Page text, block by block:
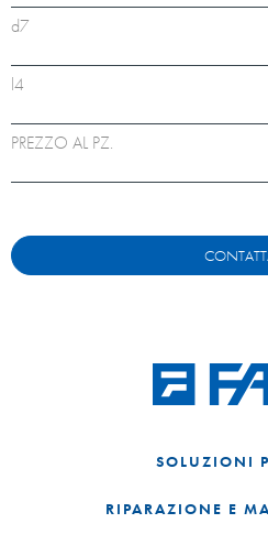
d7
l4
PREZZO AL PZ.
SOLUZIONI
RIPARAZIONE E